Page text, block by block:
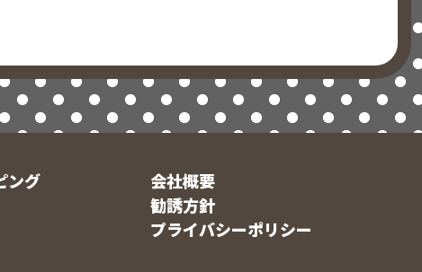
ング
会社概要
勧誘方針
プライバシーポリシー